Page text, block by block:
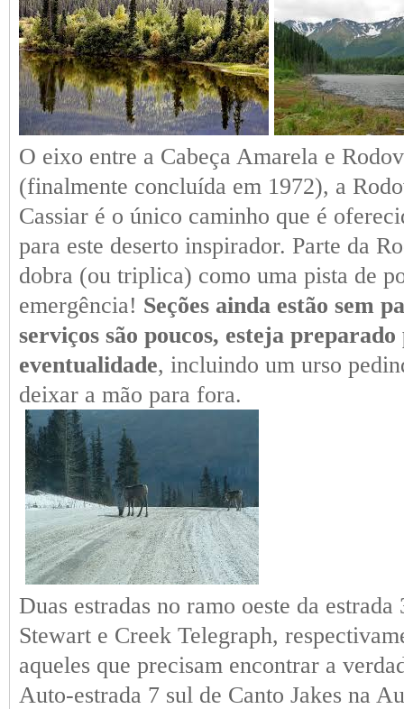
O eixo entre a Cabeça Amarela e
(finalmente concluída em 1972), a
Cassiar é o único caminho que é
para este deserto inspirador. Parte da
dobra (ou triplica) como uma pista de
emergência! Seções ainda estão sem
serviços são poucos, esteja
eventualidade, incluindo um urso
deixar a mão para fora.
Duas estradas no ramo oeste da estrada
Stewart e Creek Telegraph,
aqueles que precisam encontrar a
Auto-estrada 7 sul de Canto Jakes na